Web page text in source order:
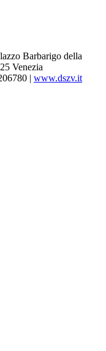
Barbarigo della
Venezia
| www.dszv.it